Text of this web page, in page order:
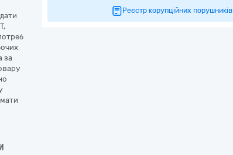
за
Реєстр корупційних порушників